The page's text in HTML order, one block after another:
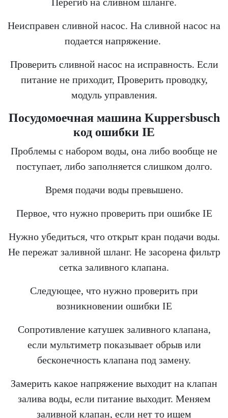
Неисправен сливной насос. На сливной насос на
подается напряжение.
Проверить сливной насос на исправность. Если
питание не приходит, Проверить проводку,
модуль управления.
Посудомоечная машина Kuppersbusch
код ошибки IE
Проблемы с набором воды, она либо вообще не
поступает, либо заполняется слишком долго.
Время подачи воды превышено.
Первое, что нужно проверить при ошибке IE
Нужно убедиться, что открыт кран подачи воды.
Не пережат заливной шланг. Не засорена фильтр
сетка заливного клапана.
Следующее, что нужно проверить при
возникновении ошибки IE
Сопротивление катушек заливного клапана,
если мультиметр показывает обрыв или
бесконечность клапана под замену.
Замерить какое напряжение выходит на клапан
залива воды, если питание выходит. Меняем
заливной клапан, если нет то ищем